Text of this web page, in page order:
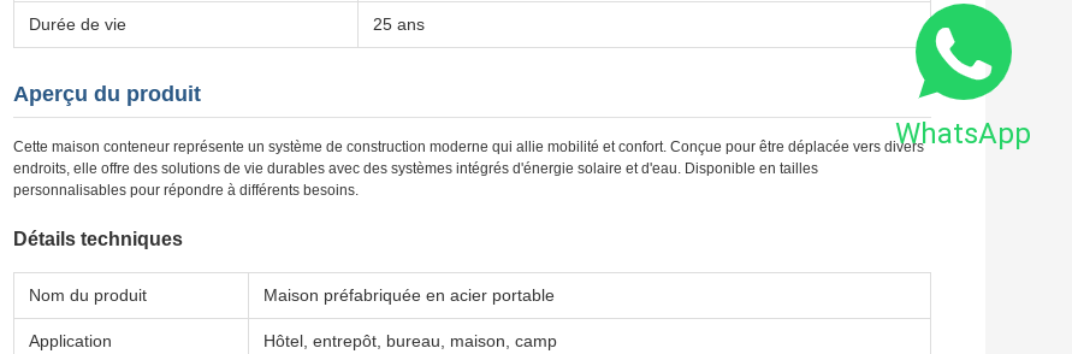
Durée de vie 25 ans
Aperçu du produit
Cette maison conteneur représente un système de construction moderne qui allie mobilité et confort. Conçue pour être déplacée vers divers
endroits, elle offre des solutions de vie durables avec des systèmes intégrés d'énergie solaire et d'eau. Disponible en tailles
personnalisables pour répondre à différents besoins.
Détails techniques
Nom du produit Maison préfabriquée en acier portable
Application Hôtel, entrepôt, bureau, maison, camp
WhatsApp